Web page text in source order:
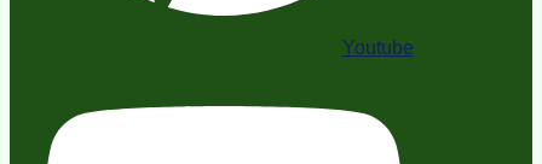
Youtube